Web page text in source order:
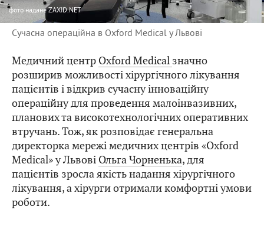
фото надане ZAXID.NET
Сучасна операційна в Oxford Medical у Львові
Медичний центр Oxford Medical значно
розширив можливості хірургічного лікування
пацієнтів і відкрив сучасну інноваційну
операційну для проведення малоінвазивних,
планових та високотехнологічних оперативних
втручань. Тож, як розповідає генеральна
директорка мережі медичних центрів «Oxford
Medical» у Львові Ольга Чорненька, для
пацієнтів зросла якість надання хірургічного
лікування, а хірурги отримали комфортні умови
роботи.